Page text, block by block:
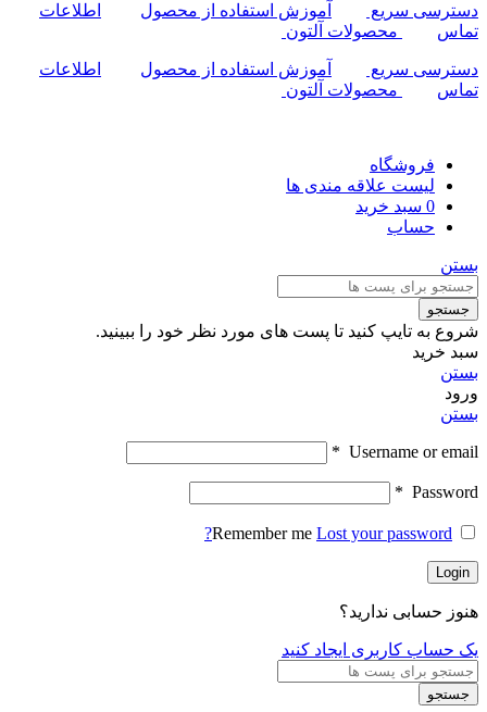
دسترسی سریع آموزش استفاده از محصول
اطلاعات
تماس
محصولات آلتون
دسترسی سریع آموزش استفاده از محصول
اطلاعات
تماس
محصولات آلتون
فروشگاه
لیست علاقه مندی ها
0 سبد خرید
حساب
بستن
جستجو
شروع به تایپ کنید تا پست های مورد نظر خود را ببینید.
سبد خرید
بستن
ورود
بستن
Username or email
*
Password
*
Remember me Lost your password?
Login
هنوز حسابی ندارید؟
یک حساب کاربری ایجاد کنید
جستجو